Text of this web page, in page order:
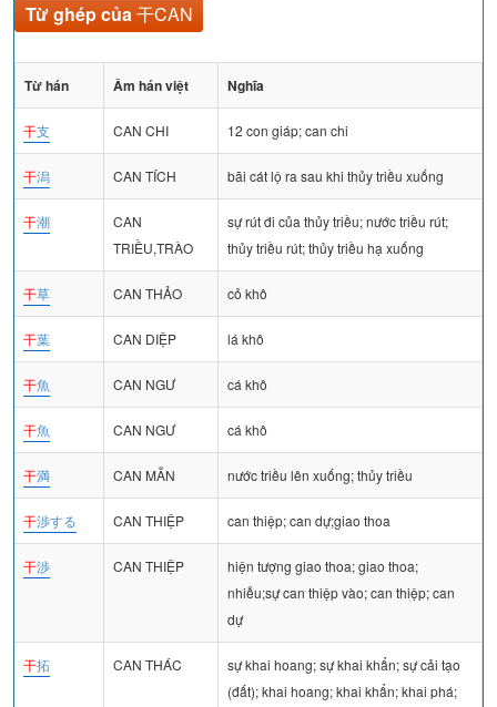
Từ ghép của干CAN
Từ hán Âm hán việt Nghĩa
干支 CAN CHI 12 con giáp; can chi
干潟 CAN TÍCH bãi cát lộ ra sau khi thủy triều xuống
干潮
CAN
TRIỀU,TRÀO
sự rút đi của thủy triều; nước triều rút;
thủy triều rút; thủy triều hạ xuống
干草 CAN THẢO cỏ khô
干葉 CAN DIỆP lá khô
干魚 CAN NGƯ cá khô
干魚 CAN NGƯ cá khô
干満 CAN MẪN nước triều lên xuống; thủy triều
干渉する CAN THIỆP can thiệp; can dự;giao thoa
干渉 CAN THIỆP
hiện tượng giao thoa; giao thoa;
nhiễu;sự can thiệp vào; can thiệp; can
dự
干拓 CAN THÁC
sự khai hoang; sự khai khẩn; sự cải tạo
(đất); khai hoang; khai khẩn; khai phá;